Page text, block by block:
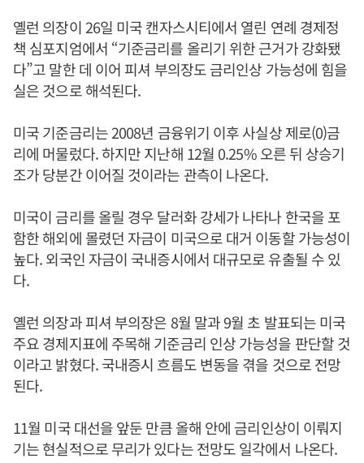
옐런 의장이 26일 미국 캔자스시티에서 열린 연례 경제정
책 심포지엄에서 “기준금리를 올리기 위한 근거가 강화됐
다”고 말한 데 이어 피셔 부의장도 금리인상 가능성에 힘을
실은 것으로 해석된다.
미국 기준금리는 2008년 금융위기 이후 사실상 제로(0)금
리에 머물렀다. 하지만 지난해 12월 0.25% 오른 뒤 상승기
조가 당분간 이어질 것이라는 관측이 나온다.
미국이 금리를 올릴 경우 달러화 강세가 나타나 한국을 포
함한 해외에 몰렸던 자금이 미국으로 대거 이동할 가능성이
높다. 외국인 자금이 국내증시에서 대규모로 유출될 수 있
다.
옐런 의장과 피셔 부의장은 8월 말과 9월 초 발표되는 미국
주요 경제지표에 주목해 기준금리 인상 가능성을 판단할 것
이라고 밝혔다. 국내증시 흐름도 변동을 겪을 것으로 전망
된다.
11월 미국 대선을 앞둔 만큼 올해 안에 금리인상이 이뤄지
기는 현실적으로 무리가 있다는 전망도 일각에서 나온다.